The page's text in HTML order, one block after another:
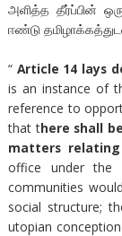
அளித்த தீர்ப்பின்
ஈண்டு
“ Article 14 lays
is an instance of
reference to
that there shall
matters
office under the
communities
social structure;
utopian